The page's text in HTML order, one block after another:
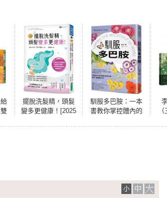
擺脫洗髮精，頭髮
變多更健康！[2025
馴服多巴胺：一本
書教你掌控體內的